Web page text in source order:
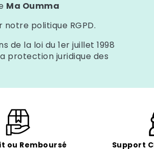
Ma Oumma
politique RGPD.
de la loi du 1er juillet 1998
protection juridique des
ou Remboursé Support